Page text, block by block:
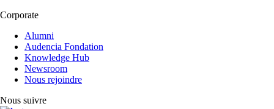
Corporate
Alumni
Audencia Fondation
Knowledge Hub
Newsroom
Nous rejoindre
Nous suivre